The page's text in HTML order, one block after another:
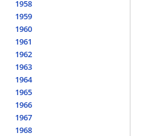
1958
1959
1960
1961
1962
1963
1964
1965
1966
1967
1968